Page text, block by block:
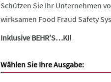
Schützen Sie Ihr Unternehmen
wirksamen Food Fraud Safety
Inklusive BEHR’S…KI!
Wählen Sie Ihre Ausgabe: